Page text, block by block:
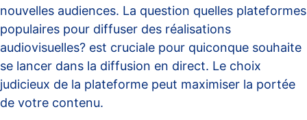
nouvelles audiences. La question quelles plateformes
populaires pour diffuser des réalisations
audiovisuelles? est cruciale pour quiconque souhaite
se lancer dans la diffusion en direct. Le choix
judicieux de la plateforme peut maximiser la portée
de votre contenu.